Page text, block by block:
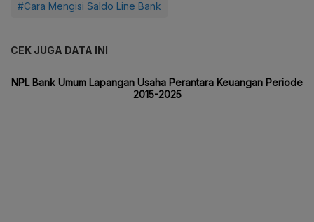
#Cara Mengisi Saldo Line Bank
CEK JUGA DATA INI